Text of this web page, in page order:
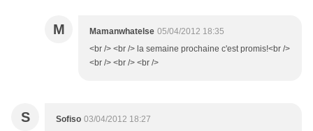
M Mamanwhatelse 05/04/2012 18:35
<br /> <br /> la semaine prochaine c'est promis!<br />
<br /> <br /> <br />
S Sofiso 03/04/2012 18:27